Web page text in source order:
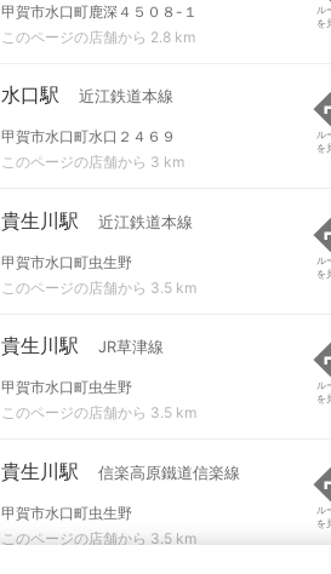
甲賀市水口町鹿深４５０８-１
このページの店舗から 2.8 km
ル
を
水口駅 近江鉄道本線
甲賀市水口町水口２４６９
このページの店舗から 3 km
ル
を
貴生川駅 近江鉄道本線
甲賀市水口町虫生野
このページの店舗から 3.5 km
ル
を
貴生川駅 JR草津線
甲賀市水口町虫生野
このページの店舗から 3.5 km
ル
を
貴生川駅 信楽高原鐵道信楽線
甲賀市水口町虫生野
このページの店舗から 3.5 km
ル
を